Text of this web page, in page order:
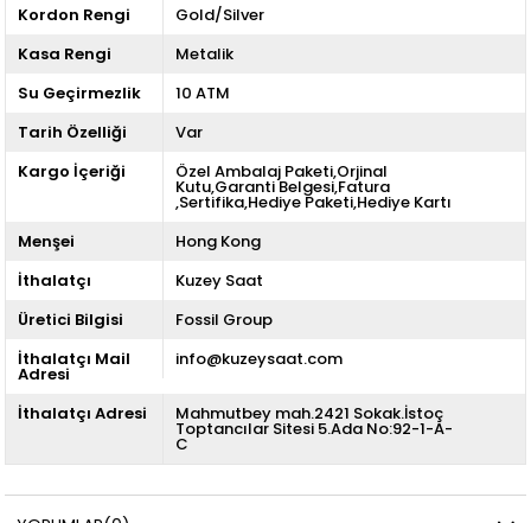
Kordon Rengi
Gold/Silver
Kasa Rengi
Metalik
Su Geçirmezlik
10 ATM
Tarih Özelliği
Var
Kargo İçeriği
Özel Ambalaj Paketi,Orjinal
Kutu,Garanti Belgesi,Fatura
,Sertifika,Hediye Paketi,Hediye Kartı
Menşei
Hong Kong
İthalatçı
Kuzey Saat
Üretici Bilgisi
Fossil Group
İthalatçı Mail
Adresi
info@kuzeysaat.com
İthalatçı Adresi Mahmutbey mah.2421 Sokak.İstoç
Toptancılar Sitesi 5.Ada No:92-1-A-
C